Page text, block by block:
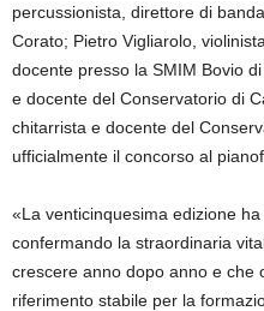
percussionista, direttore di
Corato; Pietro Vigliarolo,
docente presso la SMIM Bovio
e docente del Conservatorio di
chitarrista e docente del
ufficialmente il concorso al
«La venticinquesima edizione ha
confermando la straordinaria
crescere anno dopo anno e che
riferimento stabile per la